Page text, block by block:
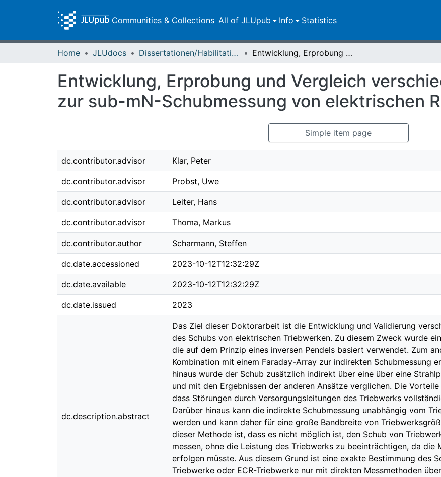
Communities & Collections All of JLUpub Info Statistics
Home JLUdocs Dissertationen/Habilitationen Entwicklung, Erprobung und Vergleich verschiedener Diagnostiken zur sub-mN-Schubmessung von elektrischen Raumfahrtantrieben
Entwicklung, Erprobung und Vergleich
zur sub-mN-Schubmessung von elektrischen
Simple item page
dc.contributor.advisor Klar, Peter
dc.contributor.advisor Probst, Uwe
dc.contributor.advisor Leiter, Hans
dc.contributor.advisor Thoma, Markus
dc.contributor.author Scharmann, Steffen
dc.date.accessioned 2023-10-12T12:32:29Z
dc.date.available 2023-10-12T12:32:29Z
dc.date.issued 2023
dc.description.abstract
Das Ziel dieser Doktorarbeit ist die Entwicklung und Validierung
des Schubs von elektrischen Triebwerken. Zu diesem Zweck wurde
die auf dem Prinzip eines inversen Pendels basiert verwendet. Zum
Kombination mit einem Faraday-Array zur indirekten Schubmessung
hinaus wurde der Schub zusätzlich indirekt über eine über eine
und mit den Ergebnissen der anderen Ansätze verglichen. Die
dass Störungen durch Versorgungsleitungen des Triebwerks
Darüber hinaus kann die indirekte Schubmessung unabhängig vom
werden und kann daher für eine große Bandbreite von
dieser Methode ist, dass es nicht möglich ist, den Schub von
messen, ohne die Leistung des Triebwerks zu beeinträchtigen, da
erfolgen müsste. Aus diesem Grund ist eine exakte Bestimmung des
Triebwerke oder ECR-Triebwerke nur mit direkten Messmethoden